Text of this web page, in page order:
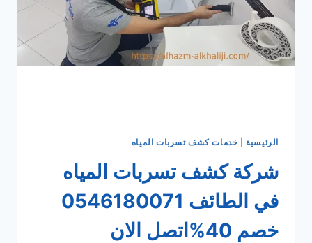
سنوات
الرئيسية خدمات كشف تسربات المياه
شركة كشف تسربات المياه
في الطائف 0546180071
خصم 40%اتصل الان